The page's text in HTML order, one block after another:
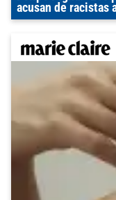
acusan de racistas